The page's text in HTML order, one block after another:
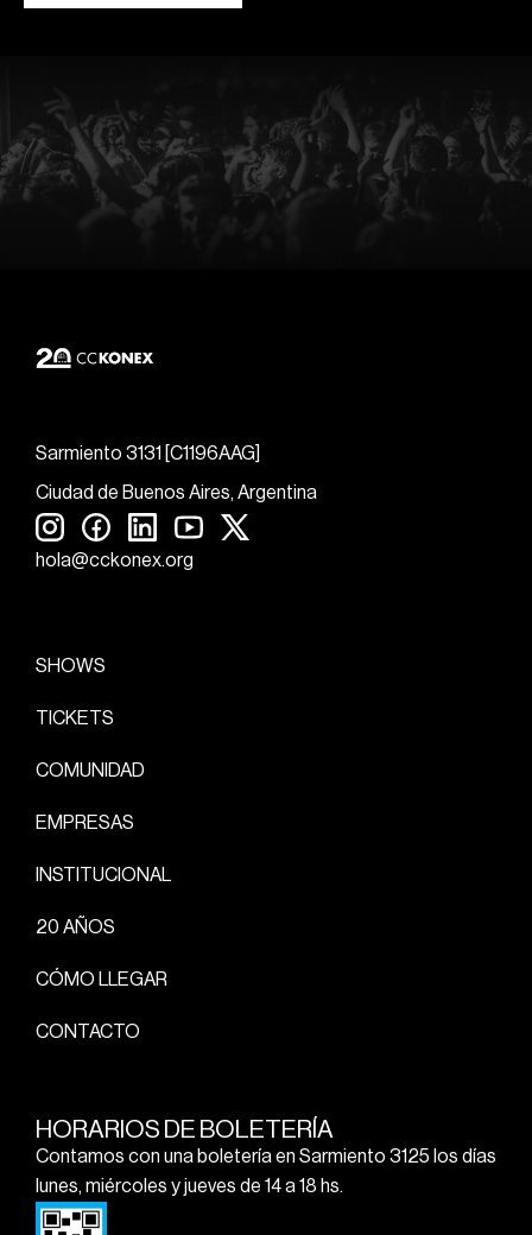
Sarmiento 3131 [C1196AAG]
Ciudad de Buenos Aires, Argentina
hola@cckonex.org
SHOWS
TICKETS
COMUNIDAD
EMPRESAS
INSTITUCIONAL
20 AÑOS
CÓMO LLEGAR
CONTACTO
HORARIOS DE BOLETERÍA
Contamos con una boletería en Sarmiento 3125 los días
lunes, miércoles y jueves de 14 a 18 hs.